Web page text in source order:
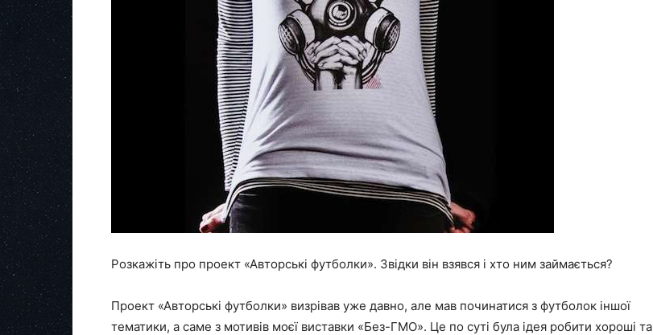
Розкажіть про проект «Авторські футболки». Звідки він взявся і хто ним займається?
Проект «Авторські футболки» визрівав уже давно, але мав починатися з футболок іншої
тематики, а саме з мотивів моєї виставки «Без-ГМО». Це по суті була ідея робити хороші та